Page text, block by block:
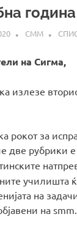
година
СММ
на Сигма,
излезе
рокот за
две рубрики е
училишта
на
на